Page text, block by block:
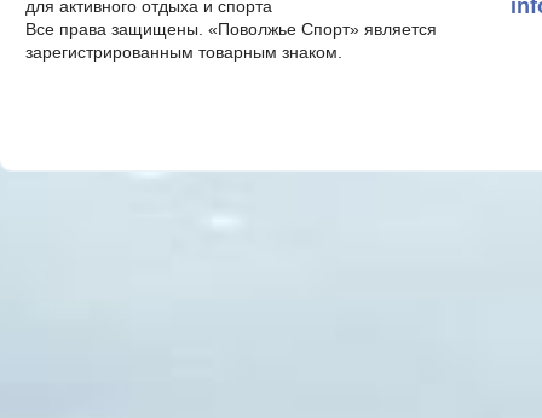
для активного отдыха и спорта
Все права защищены. «Поволжье Спорт» является
зарегистрированным товарным знаком.